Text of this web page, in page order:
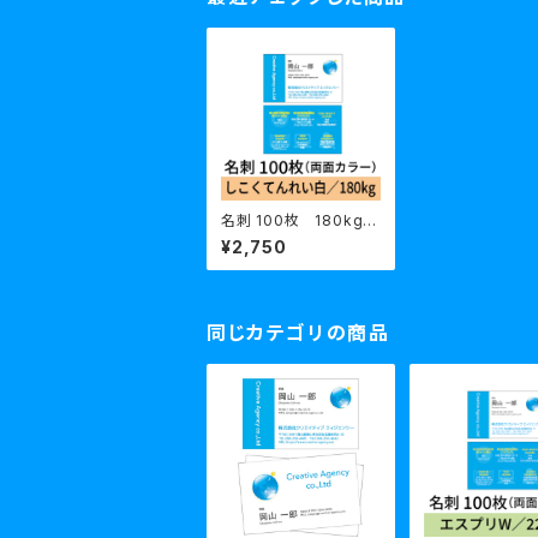
名刺 100枚 180kg
しこくてんれい 白
¥2,750
同じカテゴリの商品